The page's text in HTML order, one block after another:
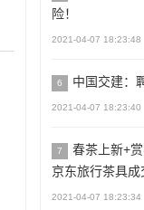
险！
2021-04-07 18:23:48
6 中国交建：
2021-04-07 18:23:40
7
春茶上新+
京东旅行茶具
2021-04-07 18:23:34